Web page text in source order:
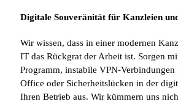
Digitale Souveränität für Kanzleien
Wir wissen, dass in einer modernen
IT das Rückgrat der Arbeit ist. Sorgen
Programm, instabile VPN-Verbindungen
Office oder Sicherheitslücken in der
Ihren Betrieb aus. Wir kümmern uns